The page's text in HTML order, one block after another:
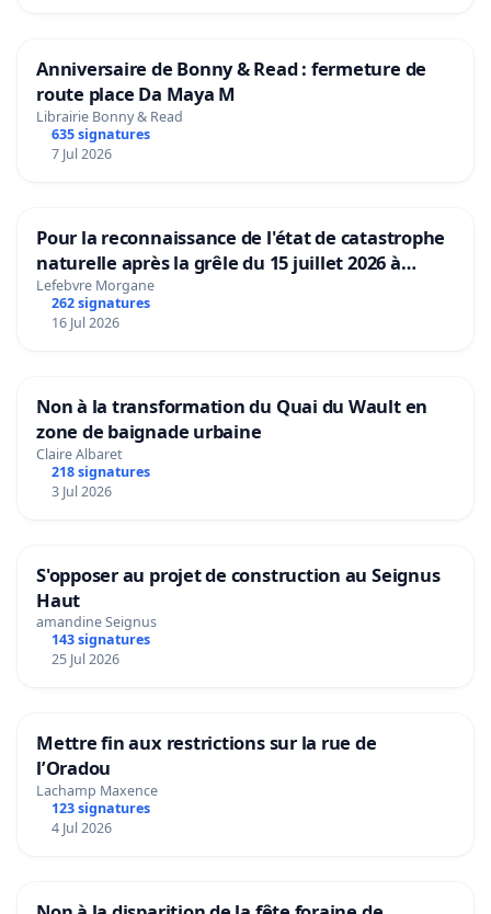
Anniversaire de Bonny & Read : fermeture de
route place Da Maya M
Librairie Bonny & Read
635 signatures
7 Jul 2026
Pour la reconnaissance de l'état de catastrophe
naturelle après la grêle du 15 juillet 2026 à
Aubenas et ses alentours
Lefebvre Morgane
262 signatures
16 Jul 2026
Non à la transformation du Quai du Wault en
zone de baignade urbaine
Claire Albaret
218 signatures
3 Jul 2026
S'opposer au projet de construction au Seignus
Haut
amandine Seignus
143 signatures
25 Jul 2026
Mettre fin aux restrictions sur la rue de
l’Oradou
Lachamp Maxence
123 signatures
4 Jul 2026